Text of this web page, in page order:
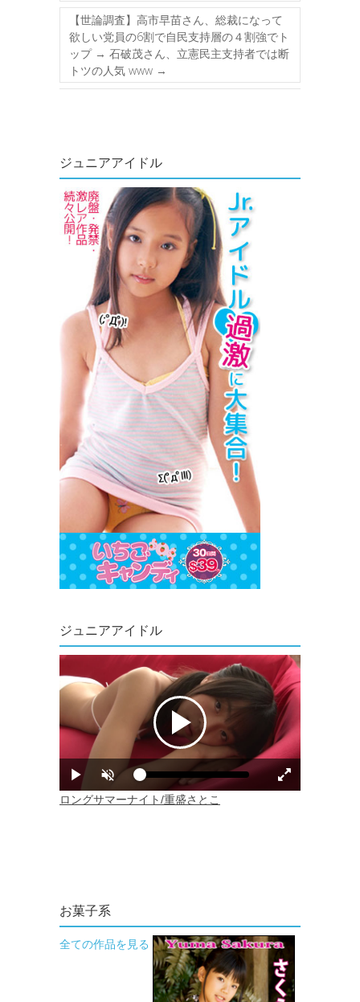
【世論調査】高市早苗さん、総裁になって
欲しい党員の6割で自民支持層の４割強でト
ップ → 石破茂さん、立憲民主支持者では断
トツの人気 www →
ジュニアアイドル
ジュニアアイドル
お菓子系
全ての作品を見る